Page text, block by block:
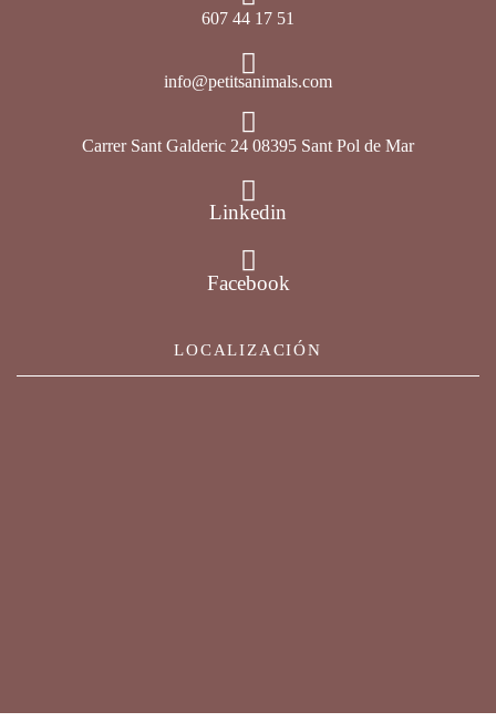
607 44 17 51
info@petitsanimals.com
Carrer Sant Galderic 24 08395 Sant Pol de Mar
Linkedin
Facebook
LOCALIZACIÓN